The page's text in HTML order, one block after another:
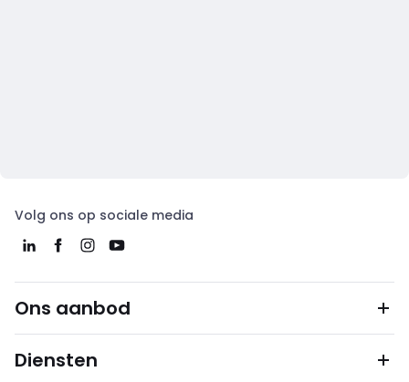
Volg ons op sociale media
Ons aanbod
Diensten